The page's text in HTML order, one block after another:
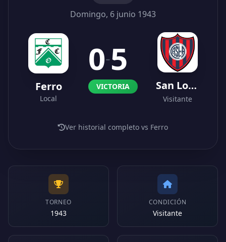
Domingo, 6 junio 1943
Ferro
Local
0-5
VICTORIA San Lorenzo
Visitante
Ver historial completo vs Ferro
TORNEO
1943
CONDICIÓN
Visitante